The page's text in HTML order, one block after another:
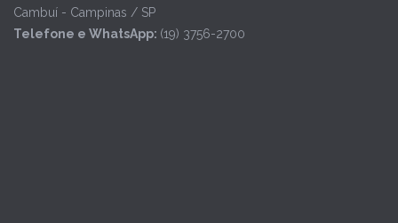
Cambuí - Campinas / SP
Telefone e WhatsApp: (19) 3756-2700